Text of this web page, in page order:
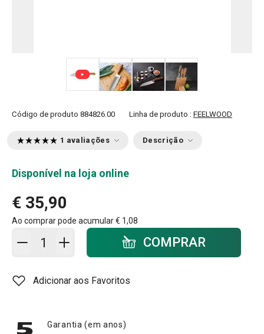
Código de produto 884826.00 Linha de produto : FEELWOOD
1 avaliações Descrição
Disponível na loja online
€ 35,90
Ao comprar pode acumular€ 1,08
Adicionar ao carrinho - quantidadeCOMPRAR
Adicionar aos Favoritos
Garantia (em anos)